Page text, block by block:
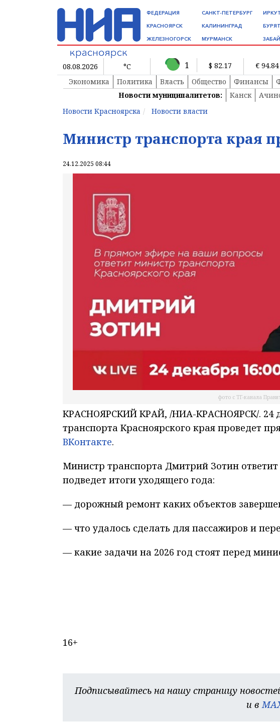
ФЕДЕРАЦИЯ
КРАСНОЯРСК
ЖЕЛЕЗНОГОРСК
САНКТ-ПЕТЕРБУРГ
КАЛИНИНГРАД
МУРМАНСК
08.08.2026 °C 1 $ 82.17 € 94.84
Экономика
Политика Власть Общество Финансы
Новости муниципалитетов:
Канск
Новости Красноярска
Новости власти
Министр транспорта края
24.12.2025 08:44
фото с ТГ-канала
КРАСНОЯРСКИЙ КРАЙ, /НИА-КРАСНОЯРСК/. 24
транспорта Красноярского края проведет
ВКонтакте.
Министр транспорта Дмитрий Зотин
подведет итоги уходящего года:
— дорожный ремонт каких объектов
— что удалось сделать для пассажиров и
— какие задачи на 2026 год стоят перед
16+
Подписывайтесь на нашу страницу
и в